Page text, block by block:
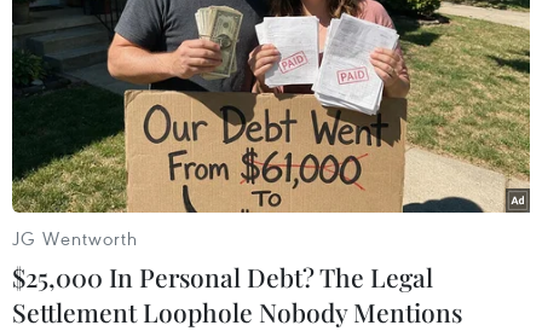
suất 4 chuyến/tuần bằng máy bay Boeing-777-
300ER, với thời gian di chuyển ước tính là 13 giờ.
JG Wentworth
$25,000 In Personal Debt? The Legal
Settlement Loophole Nobody Mentions